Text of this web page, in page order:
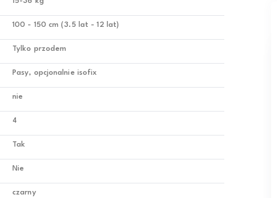
100 - 150 cm (3.5 lat - 12 lat)
Tylko przodem
Pasy, opcjonalnie isofix
nie
4
Tak
Nie
czarny